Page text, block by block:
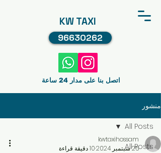
KW TAXI
96630262
اتصل بنا على مدار 24 ساعة
منشور
All Posts
All Posts
kwtaxihossam
25 سبتمبر 2024
10 دقيقة قراءة